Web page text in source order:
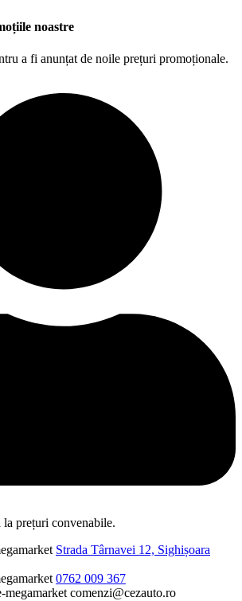
noastre
a fi anunțat de noile prețuri promoționale.
la prețuri convenabile.
Strada Târnavei 12, Sighișoara
0762 009 367
comenzi@cezauto.ro